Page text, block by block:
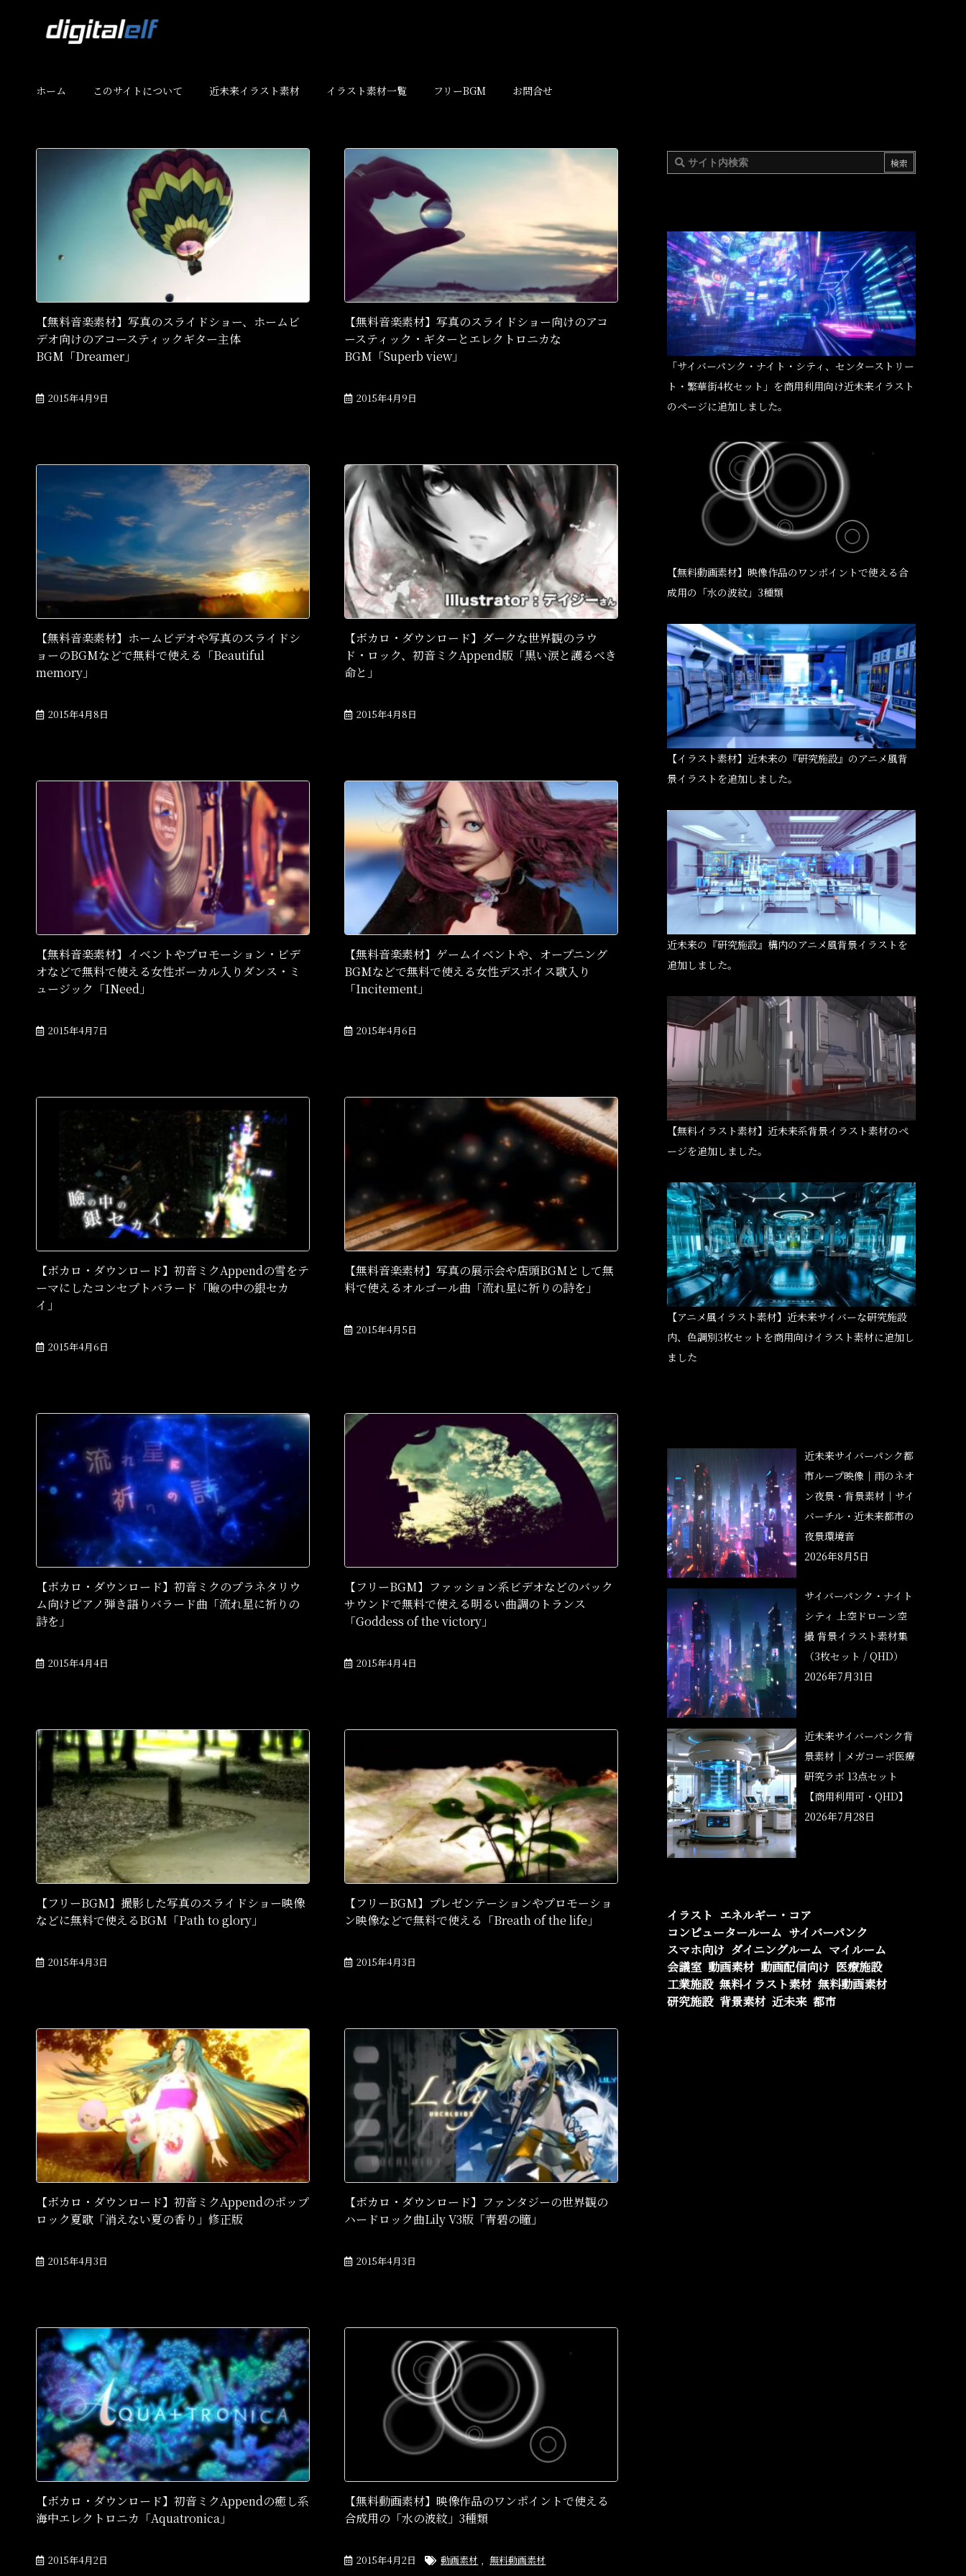
ホーム このサイトについて 近未来イラスト素材 イラスト素材一覧 フリーBGM お問合せ
【無料音楽素材】写真のスライドショー、ホームビ
デオ向けのアコースティックギター主体
BGM「Dreamer」
2015年4月9日
【無料音楽素材】写真のスライドショー向けのアコ
ースティック・ギターとエレクトロニカな
BGM「Superb view」
2015年4月9日
【無料音楽素材】ホームビデオや写真のスライドシ
ョーのBGMなどで無料で使える「Beautiful
memory」
2015年4月8日
【ボカロ・ダウンロード】ダークな世界観のラウ
ド・ロック、初音ミクAppend版「黒い涙と護るべき
命と」
2015年4月8日
【無料音楽素材】イベントやプロモーション・ビデ
オなどで無料で使える女性ボーカル入りダンス・ミ
ュージック「INeed」
2015年4月7日
【無料音楽素材】ゲームイベントや、オープニング
BGMなどで無料で使える女性デスボイス歌入り
「Incitement」
2015年4月6日
【ボカロ・ダウンロード】初音ミクAppendの雪をテ
ーマにしたコンセプトバラード「瞼の中の銀セカ
イ」
2015年4月6日
【無料音楽素材】写真の展示会や店頭BGMとして無
料で使えるオルゴール曲「流れ星に祈りの詩を」
2015年4月5日
【ボカロ・ダウンロード】初音ミクのプラネタリウ
ム向けピアノ弾き語りバラード曲「流れ星に祈りの
詩を」
2015年4月4日
【フリーBGM】ファッション系ビデオなどのバック
サウンドで無料で使える明るい曲調のトランス
「Goddess of the victory」
2015年4月4日
【フリーBGM】撮影した写真のスライドショー映像
などに無料で使えるBGM「Path to glory」
2015年4月3日
【フリーBGM】プレゼンテーションやプロモーショ
ン映像などで無料で使える「Breath of the life」
2015年4月3日
【ボカロ・ダウンロード】初音ミクAppendのポップ
ロック夏歌「消えない夏の香り」修正版
2015年4月3日
【ボカロ・ダウンロード】ファンタジーの世界観の
ハードロック曲Lily V3版「青碧の瞳」
2015年4月3日
【ボカロ・ダウンロード】初音ミクAppendの癒し系
海中エレクトロニカ「Aquatronica」
2015年4月2日
【無料動画素材】映像作品のワンポイントで使える
合成用の「水の波紋」3種類
2015年4月2日 動画素材 , 無料動画素材
「サイバーパンク・ナイト・シティ、センターストリー
ト・繁華街4枚セット」を商用利用向け近未来イラスト
のページに追加しました。
【無料動画素材】映像作品のワンポイントで使える合
成用の「水の波紋」3種類
【イラスト素材】近未来の『研究施設』のアニメ風背
景イラストを追加しました。
近未来の『研究施設』構内のアニメ風背景イラストを
追加しました。
【無料イラスト素材】近未来系背景イラスト素材のペ
ージを追加しました。
【アニメ風イラスト素材】近未来サイバーな研究施設
内、色調別3枚セットを商用向けイラスト素材に追加し
ました
近未来サイバーパンク都
市ループ映像｜雨のネオ
ン夜景・背景素材｜サイ
バーチル・近未来都市の
夜景環境音
2026年8月5日
サイバーパンク・ナイト
シティ 上空ドローン空
撮 背景イラスト素材集
（3枚セット / QHD）
2026年7月31日
近未来サイバーパンク背
景素材｜メガコーポ医療
研究ラボ 13点セット
【商用利用可・QHD】
2026年7月28日
イラスト エネルギー・コア
コンピュータールーム サイバーパンク
スマホ向け ダイニングルーム マイルーム
会議室 動画素材 動画配信向け 医療施設
工業施設 無料イラスト素材 無料動画素材
研究施設 背景素材 近未来 都市